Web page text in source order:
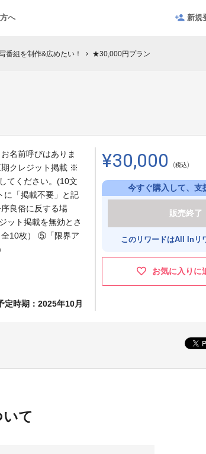
へ 新規
番組を制作&広めたい！ chevron_right ★30,000円プラン
前呼びはありま
クレジット掲載 ※
てください。(10文
「掲載不要」と記
良俗に反する場
ット掲載を無効とさ
10枚） ⑤「限界ア
定時期： 2025年10月
¥30,000 (税込)
今すぐ購入して、支
販売終了
このリワードはAll Inリ
お気に入りに
て